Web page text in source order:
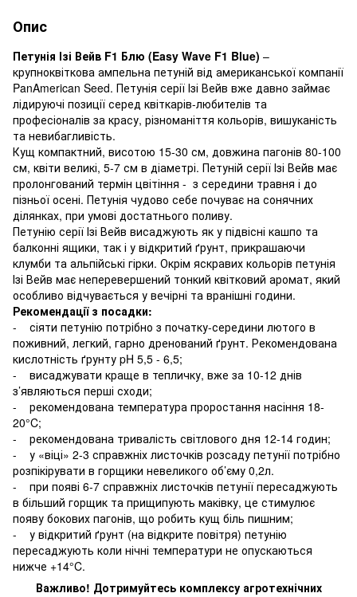
Опис
Петунія Ізі Вейв F1 Блю (Easy Wave F1 Blue) –
крупноквіткова ампельна петуній від американської компанії
PanAmerican Seed. Петунія серії Ізі Вейв вже давно займає
лідируючі позиції серед квіткарів-любителів та
професіоналів за красу, різноманіття кольорів, вишуканість
та невибагливість.
Кущ компактний, висотою 15-30 см, довжина пагонів 80-100
см, квіти великі, 5-7 см в діаметрі. Петуній серії Ізі Вейв має
пролонгований термін цвітіння - з середини травня і до
пізньої осені. Петунія чудово себе почуває на сонячних
ділянках, при умові достатнього поливу.
Петунію серії Ізі Вейв висаджують як у підвісні кашпо та
балконні ящики, так і у відкритий ґрунт, прикрашаючи
клумби та альпійські гірки. Окрім яскравих кольорів петунія
Ізі Вейв має неперевершений тонкий квітковий аромат, який
особливо відчувається у вечірні та вранішні години.
Рекомендації з посадки:
- сіяти петунію потрібно з початку-середини лютого в
поживний, легкий, гарно дренований ґрунт. Рекомендована
кислотність ґрунту pH 5,5 - 6,5;
- висаджувати краще в тепличку, вже за 10-12 днів
з’являються перші сходи;
- рекомендована температура проростання насіння 18-
20°C;
- рекомендована тривалість світлового дня 12-14 годин;
- у «віці» 2-3 справжніх листочків розсаду петунії потрібно
розпікірувати в горщики невеликого об’єму 0,2л.
- при появі 6-7 справжніх листочків петунії пересаджують
в більший горщик та прищипують маківку, це стимулює
появу бокових пагонів, що робить кущ біль пишним;
- у відкритий ґрунт (на відкрите повітря) петунію
пересаджують коли нічні температури не опускаються
нижче +14°C.
Важливо! Дотримуйтесь комплексу агротехнічних